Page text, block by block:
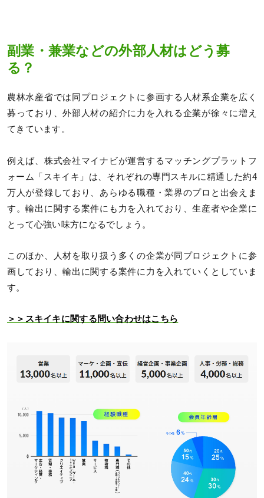
副業・兼業などの外部人材はどう募
る？
農林水産省では同プロジェクトに参画する人材系企業を広く
募っており、外部人材の紹介に力を入れる企業が徐々に増え
てきています。
例えば、株式会社マイナビが運営するマッチングプラットフ
ォーム「スキイキ」は、それぞれの専門スキルに精通した約4
万人が登録しており、あらゆる職種・業界のプロと出会えま
す。輸出に関する案件にも力を入れており、生産者や企業に
とって心強い味方になるでしょう。
このほか、人材を取り扱う多くの企業が同プロジェクトに参
画しており、輸出に関する案件に力を入れていくとしていま
す。
＞＞スキイキに関する問い合わせはこちら